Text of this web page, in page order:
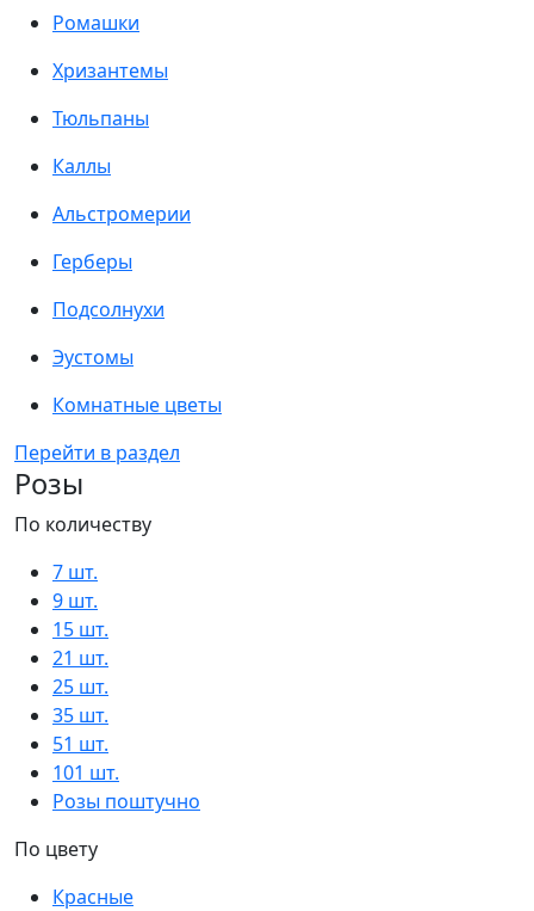
Ромашки
Хризантемы
Тюльпаны
Каллы
Альстромерии
Герберы
Подсолнухи
Эустомы
Комнатные цветы
Перейти в раздел
Розы
По количеству
7 шт.
9 шт.
15 шт.
21 шт.
25 шт.
35 шт.
51 шт.
101 шт.
Розы поштучно
По цвету
Красные